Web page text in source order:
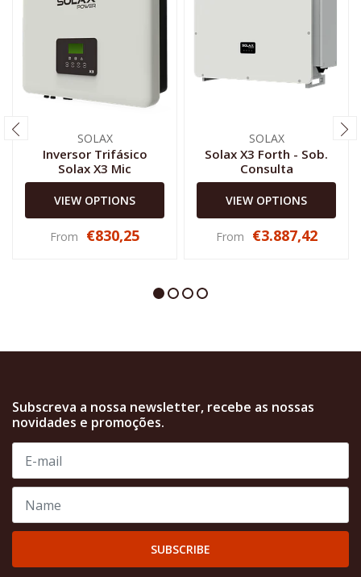
SOLAX
Inversor Trifásico
Solax X3 Mic
VIEW OPTIONS
From €830,25
SOLAX
Solax X3 Forth - Sob.
Consulta
VIEW OPTIONS
From €3.887,42
Subscreva a nossa newsletter, recebe as nossas
novidades e promoções.
SUBSCRIBE